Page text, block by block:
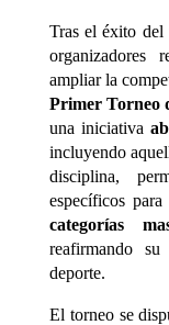
Tras el éxito del
organizadores
ampliar la
Primer Torneo
una iniciativa
incluyendo
disciplina,
específicos
categorías
reafirmando
deporte.
El torneo se